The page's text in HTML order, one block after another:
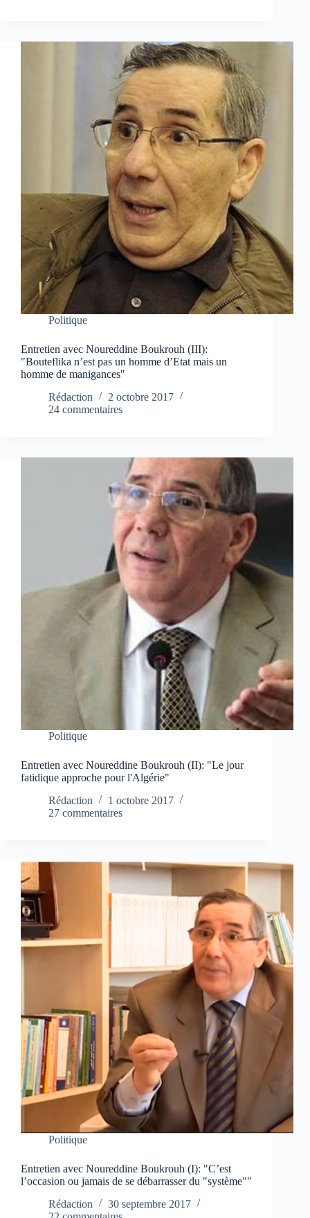
Politique
Entretien avec Noureddine Boukrouh (III):
"Bouteflika n’est pas un homme d’Etat mais un
homme de manigances"
Rédaction
2 octobre 2017
24 commentaires
Politique
Entretien avec Noureddine Boukrouh (II): "Le jour
fatidique approche pour l'Algérie"
Rédaction
1 octobre 2017
27 commentaires
Politique
Entretien avec Noureddine Boukrouh (I): "C’est
l’occasion ou jamais de se débarrasser du "système""
Rédaction
30 septembre 2017